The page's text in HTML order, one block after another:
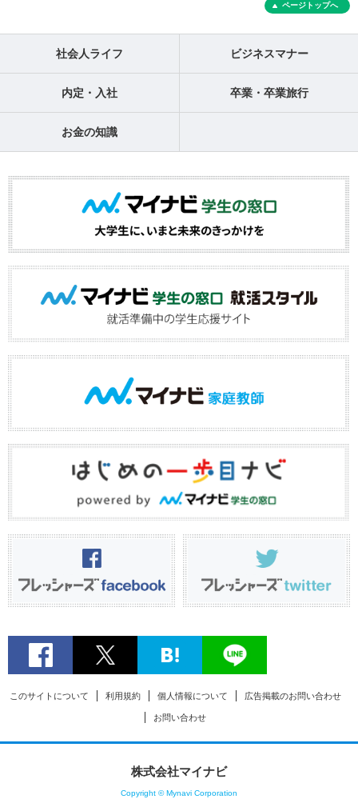
ページトップへ
社会人ライフ ビジネスマナー
内定・入社 卒業・卒業旅行
お金の知識
このサイトについて 利用規約 個人情報について 広告掲載のお問い合わせ
お問い合わせ
株式会社マイナビ
Copyright © Mynavi Corporation